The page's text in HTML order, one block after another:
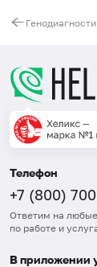
Телефон
+7 (800)
Ответим на
по работе и
В приложении